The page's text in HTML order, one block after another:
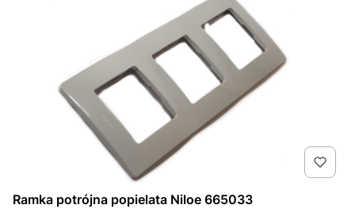
Ramka potrójna popielata Niloe 665033